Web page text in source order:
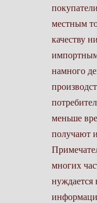
местным
качеству
намного
меньше
получают
многих
нуждается